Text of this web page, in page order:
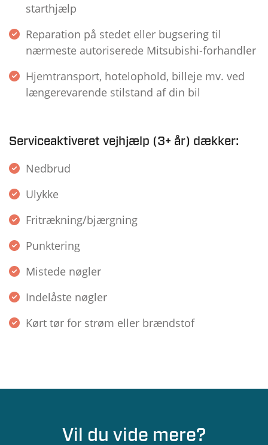
starthjælp
Reparation på stedet eller bugsering til
nærmeste autoriserede Mitsubishi-forhandler
Hjemtransport, hotelophold, billeje mv. ved
længerevarende stilstand af din bil
Serviceaktiveret vejhjælp (3+ år) dækker:
Nedbrud
Ulykke
Fritrækning/bjærgning
Punktering
Mistede nøgler
Indelåste nøgler
Kørt tør for strøm eller brændstof
Vil du vide mere?